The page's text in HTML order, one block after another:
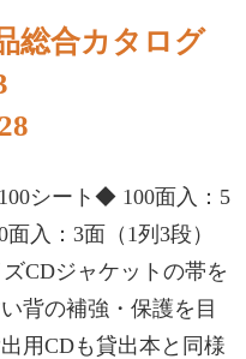
総合カタログ
シート◆ 100面入：5
入：3面（1列3段）
CDジャケットの帯を
背の補強・保護を目
用CDも貸出本と同様